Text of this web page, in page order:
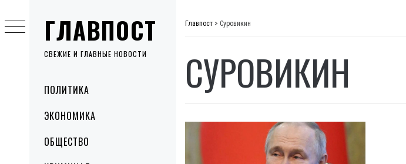
ГЛАВПОСТ
СВЕЖИЕ И ГЛАВНЫЕ НОВОСТИ
MenuПОЛИТИКА
ЭКОНОМИКА
ОБЩЕСТВО
to
content
Главпост > Суровикин
СУРОВИКИН